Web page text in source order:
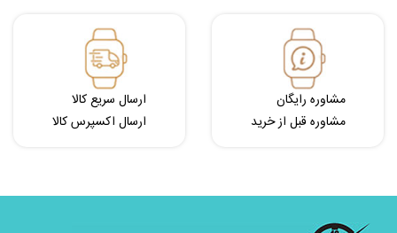
مشاوره رایگان
مشاوره قبل از خرید
ارسال سریع کالا
ارسال اکسپرس کالا